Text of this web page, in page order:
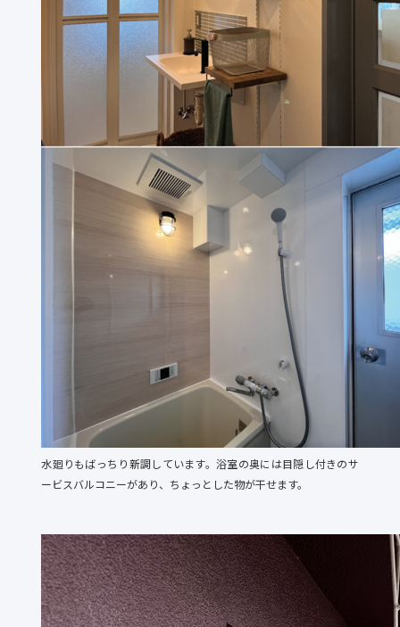
水廻りもばっちり新調しています。浴室の奥には目隠し付きのサ
ービスバルコニーがあり、ちょっとした物が干せます。